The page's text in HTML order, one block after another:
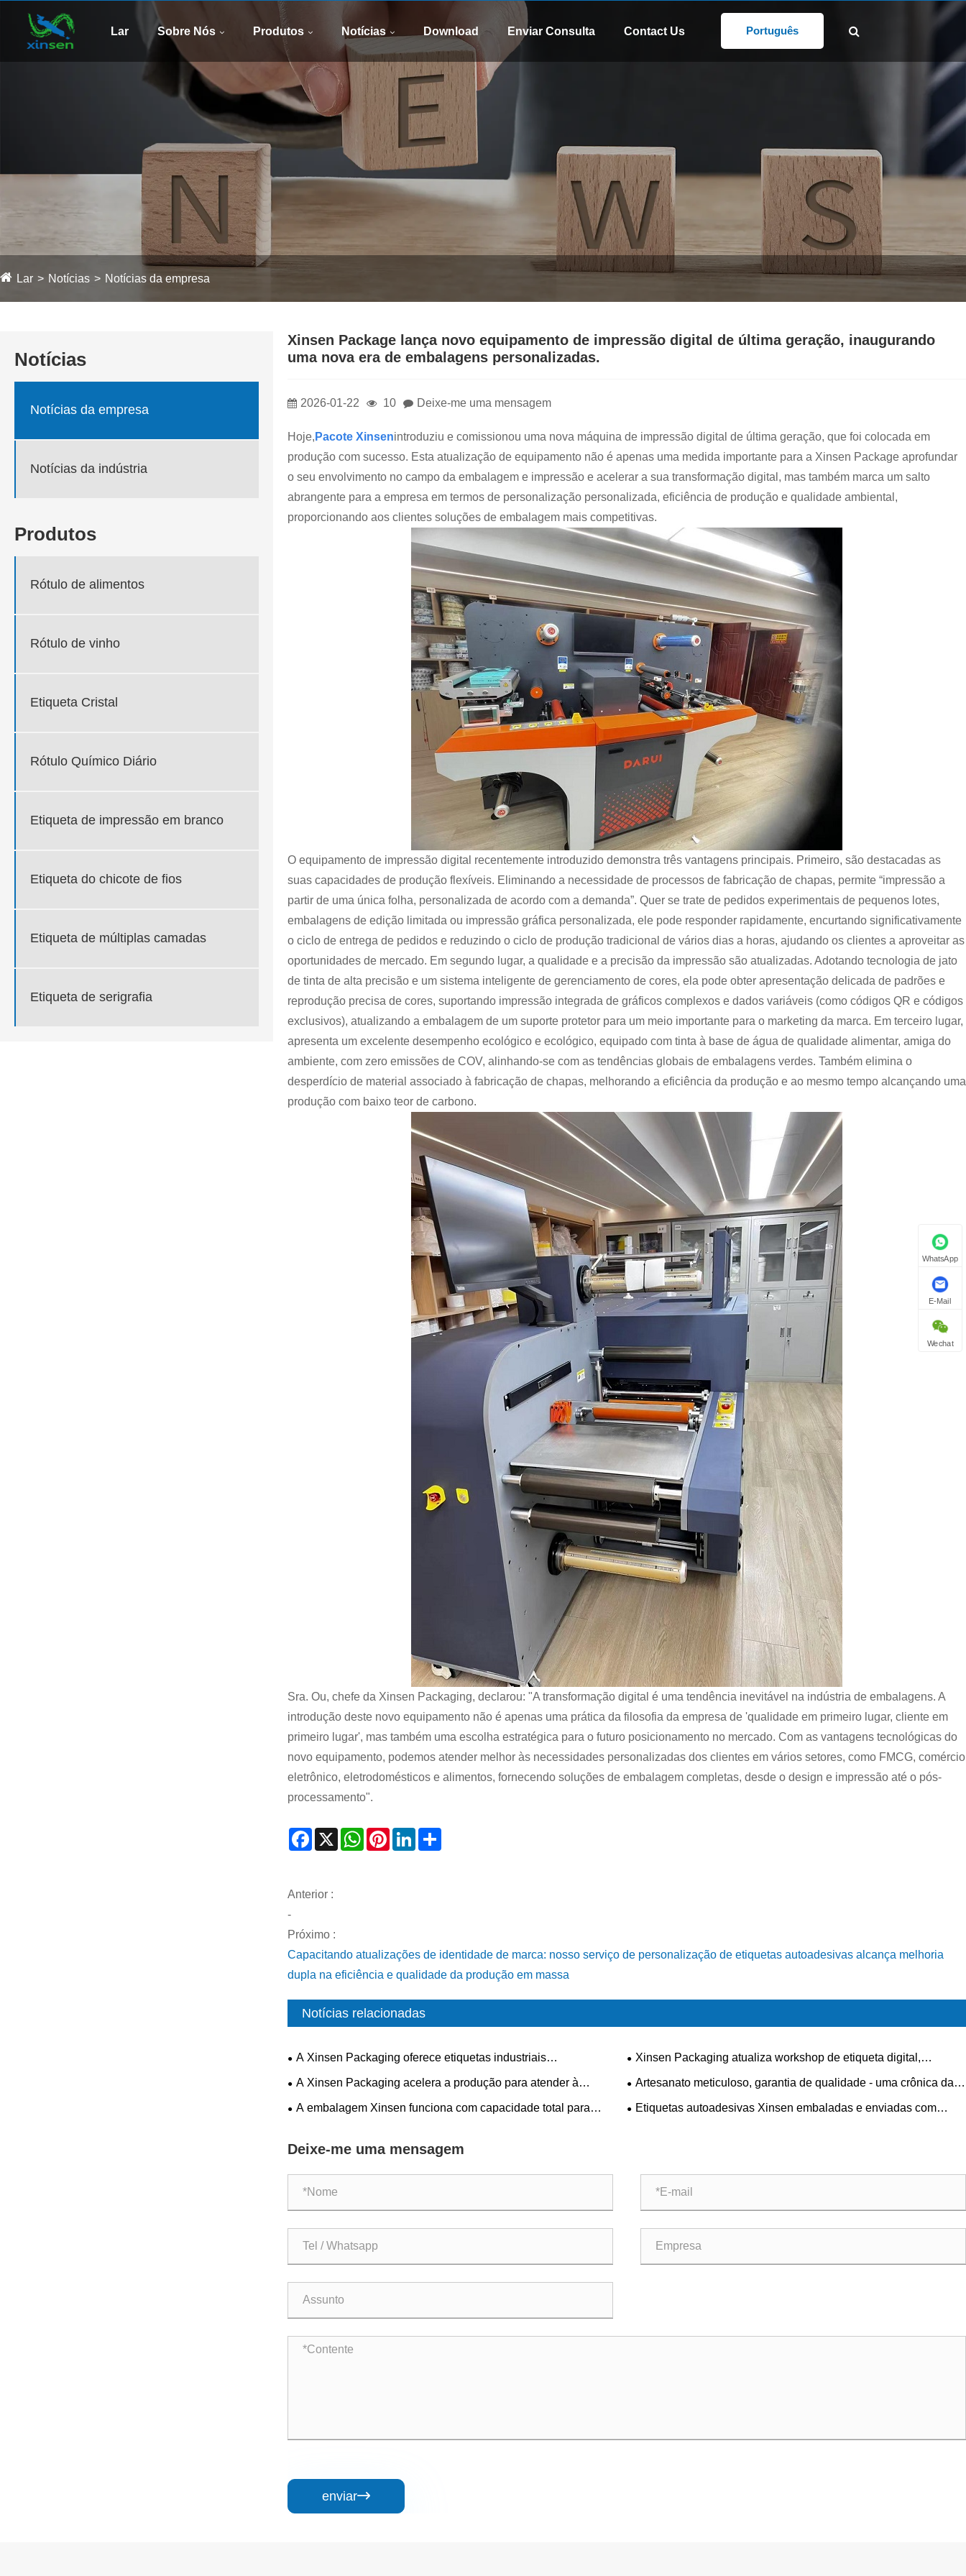
Lar Sobre Nós Produtos Notícias Download Enviar Consulta Contact Us Português
Lar Notícias Notícias da empresa
Notícias
Notícias da empresa
Notícias da indústria
Produtos
Rótulo de alimentos
Rótulo de vinho
Etiqueta Cristal
Rótulo Químico Diário
Etiqueta de impressão em branco
Etiqueta do chicote de fios
Etiqueta de múltiplas camadas
Etiqueta de serigrafia
Xinsen Package lança novo equipamento de impressão digital de última geração, inaugurando
uma nova era de embalagens personalizadas.
2026-01-22 10 Deixe-me uma mensagem
Hoje, Pacote Xinsenintroduziu e comissionou uma nova máquina de impressão digital de última geração, que foi colocada em
produção com sucesso. Esta atualização de equipamento não é apenas uma medida importante para a Xinsen Package aprofundar
o seu envolvimento no campo da embalagem e impressão e acelerar a sua transformação digital, mas também marca um salto
abrangente para a empresa em termos de personalização personalizada, eficiência de produção e qualidade ambiental,
proporcionando aos clientes soluções de embalagem mais competitivas.
O equipamento de impressão digital recentemente introduzido demonstra três vantagens principais. Primeiro, são destacadas as
suas capacidades de produção flexíveis. Eliminando a necessidade de processos de fabricação de chapas, permite “impressão a
partir de uma única folha, personalizada de acordo com a demanda”. Quer se trate de pedidos experimentais de pequenos lotes,
embalagens de edição limitada ou impressão gráfica personalizada, ele pode responder rapidamente, encurtando significativamente
o ciclo de entrega de pedidos e reduzindo o ciclo de produção tradicional de vários dias a horas, ajudando os clientes a aproveitar as
oportunidades de mercado. Em segundo lugar, a qualidade e a precisão da impressão são atualizadas. Adotando tecnologia de jato
de tinta de alta precisão e um sistema inteligente de gerenciamento de cores, ela pode obter apresentação delicada de padrões e
reprodução precisa de cores, suportando impressão integrada de gráficos complexos e dados variáveis ​​(como códigos QR e códigos
exclusivos), atualizando a embalagem de um suporte protetor para um meio importante para o marketing da marca. Em terceiro lugar,
apresenta um excelente desempenho ecológico e ecológico, equipado com tinta à base de água de qualidade alimentar, amiga do
ambiente, com zero emissões de COV, alinhando-se com as tendências globais de embalagens verdes. Também elimina o
desperdício de material associado à fabricação de chapas, melhorando a eficiência da produção e ao mesmo tempo alcançando uma
produção com baixo teor de carbono.
Sra. Ou, chefe da Xinsen Packaging, declarou: "A transformação digital é uma tendência inevitável na indústria de embalagens. A
introdução deste novo equipamento não é apenas uma prática da filosofia da empresa de 'qualidade em primeiro lugar, cliente em
primeiro lugar', mas também uma escolha estratégica para o futuro posicionamento no mercado. Com as vantagens tecnológicas do
novo equipamento, podemos atender melhor às necessidades personalizadas dos clientes em vários setores, como FMCG, comércio
eletrônico, eletrodomésticos e alimentos, fornecendo soluções de embalagem completas, desde o design e impressão até o pós-
processamento".
Facebook
X WhatsApp
PinterestLinkedIn
Anterior :
-
Próximo :
Capacitando atualizações de identidade de marca: nosso serviço de personalização de etiquetas autoadesivas alcança melhoria
dupla na eficiência e qualidade da produção em massa
Notícias relacionadas
A Xinsen Packaging oferece etiquetas industriais
personalizadas de alta qualidade para aplicações industriais
Xinsen Packaging atualiza workshop de etiqueta digital,
permitindo produção flexível de alta mistura com controle de
A Xinsen Packaging acelera a produção para atender à
crescente demanda do mercado com fabricação eficiente de
Artesanato meticuloso, garantia de qualidade - uma crônica da
produção de impressão de etiquetas autoadesivas em placas PS
A embalagem Xinsen funciona com capacidade total para
Etiquetas autoadesivas Xinsen embaladas e enviadas com
Deixe-me uma mensagem
enviar
WhatsApp
E-Mail
Wechat